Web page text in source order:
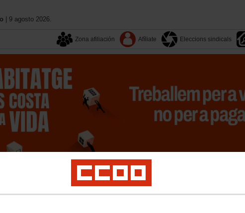
| 9 agosto 2026.
Zona afiliación Afíliate Eleccions sindicals
Territoris